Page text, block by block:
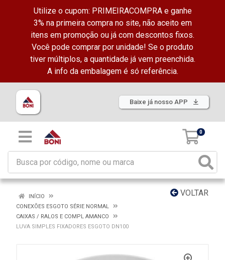
Utilize o cupom: PRIMEIRACOMPRA e ganhe
3% na primeira compra no site, não aceito em
itens em promoção ou já com descontos fixos.
Você pode comprar por unidade! Se o produto
tiver múltiplos, a quantidade já vem preenchida.
A info da embalagem é só referência.
Baixe já nosso APP
0
VOLTAR
INÍCIO
CONEXÕES ESGOTO SÉRIE NORMAL
CAIXAS / RALOS E COMPL AMANCO
LUVA SIMPLES FIXADORES ESGOTO DN100